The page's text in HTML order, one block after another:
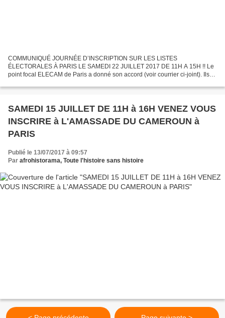
COMMUNIQUÉ JOURNÉE D’INSCRIPTION SUR LES LISTES
ÉLECTORALES À PARIS LE SAMEDI 22 JUILLET 2017 DE 11H A 15H !! Le
point focal ELECAM de Paris a donné son accord (voir courrier ci-joint). Ils
SAMEDI 15 JUILLET DE 11H à 16H VENEZ VOUS
INSCRIRE à L'AMASSADE DU CAMEROUN à
PARIS
Publié le 13/07/2017 à 09:57
Par afrohistorama, Toute l'histoire sans histoire